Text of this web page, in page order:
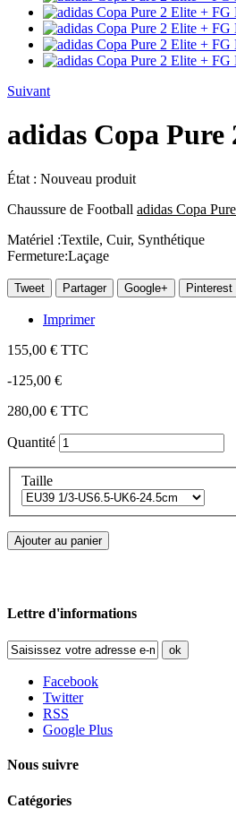
Suivant
adidas Copa
État : Nouveau produit
Chaussure de Football adidas Copa
Matériel :Textile, Cuir, Synthétique
Fermeture:Laçage
Tweet Partager Google+ Pinterest
Imprimer
155,00 € TTC
-125,00 €
280,00 € TTC
Quantité
Taille
Ajouter au panier
Lettre d'informations
ok
Facebook
Twitter
RSS
Google Plus
Nous suivre
Catégories